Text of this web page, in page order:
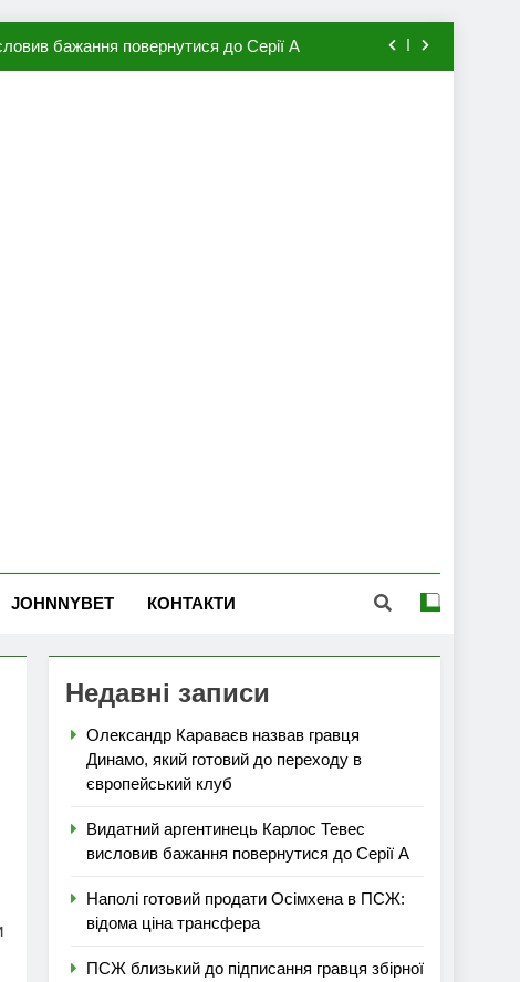
бажання повернутися до Серії А
JOHNNYBET КОНТАКТИ
Недавні записи
Олександр Караваєв назвав гравця
Динамо, який готовий до переходу в
європейський клуб
Видатний аргентинець Карлос Тевес
висловив бажання повернутися до Серії А
Наполі готовий продати Осімхена в ПСЖ:
відома ціна трансфера
ПСЖ близький до підписання гравця збірної